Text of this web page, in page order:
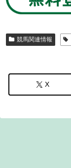
競馬関連情報
X